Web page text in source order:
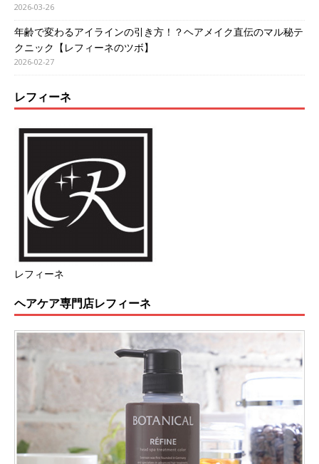
2026-03-26
年齢で変わるアイラインの引き方！？ヘアメイク直伝のマル秘テ
クニック【レフィーネのツボ】
2026-02-27
レフィーネ
レフィーネ
ヘアケア専門店レフィーネ